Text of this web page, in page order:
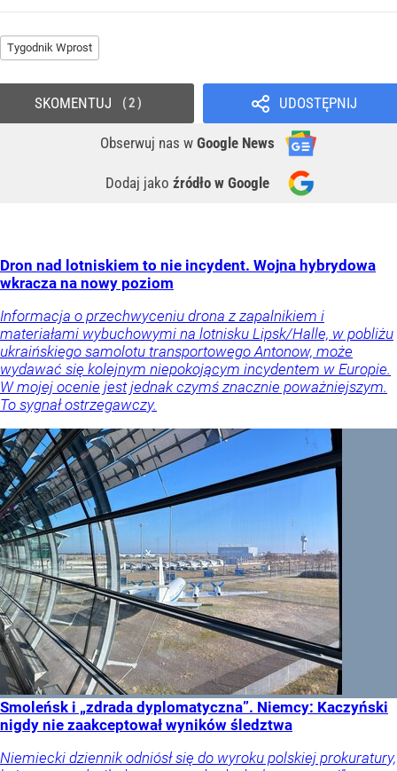
Tygodnik Wprost
UDOSTĘPNIJ
Obserwuj nas w Google News
Dodaj jako źródło w Google
SKOMENTUJ 2
Dron nad lotniskiem to nie incydent. Wojna hybrydowa
wkracza na nowy poziom
Informacja o przechwyceniu drona z zapalnikiem i
materiałami wybuchowymi na lotnisku Lipsk/Halle, w pobliżu
ukraińskiego samolotu transportowego Antonow, może
wydawać się kolejnym niepokojącym incydentem w Europie.
W mojej ocenie jest jednak czymś znacznie poważniejszym.
To sygnał ostrzegawczy.
Smoleńsk i „zdrada dyplomatyczna”. Niemcy: Kaczyński
nigdy nie zaakceptował wyników śledztwa
Niemiecki dziennik odniósł się do wyroku polskiej prokuratury,